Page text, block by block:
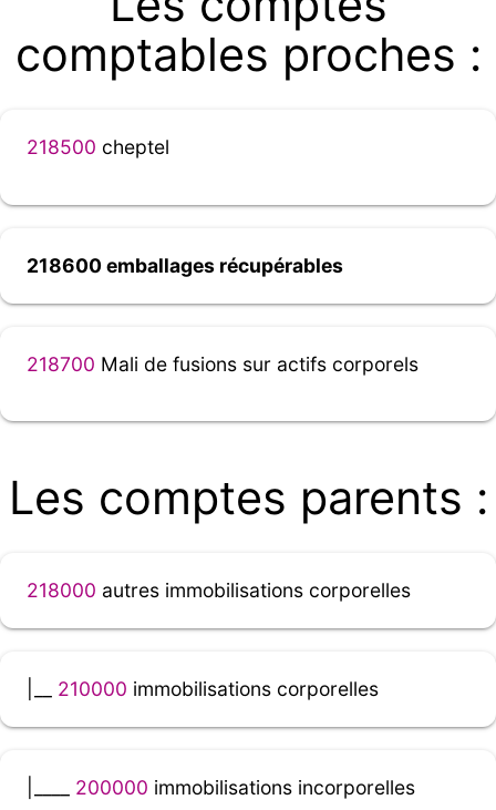
comptables proches :
218500 cheptel
218600 emballages récupérables
218700 Mali de fusions sur actifs corporels
Les comptes parents :
218000 autres immobilisations corporelles
210000 immobilisations corporelles
200000 immobilisations incorporelles